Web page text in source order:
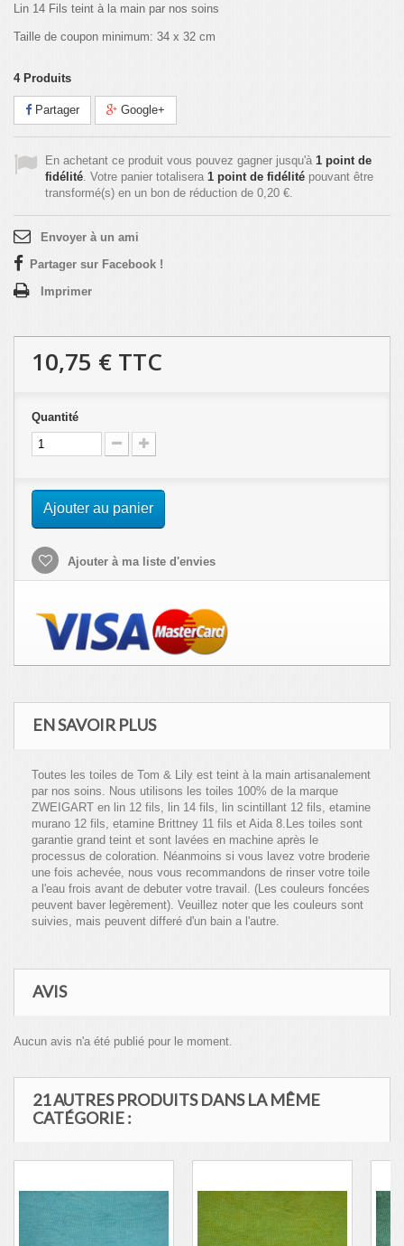
Lin 14 Fils teint à la main par nos soins
Taille de coupon minimum: 34 x 32 cm
4 Produits
Partager Google+
En achetant ce produit vous pouvez gagner jusqu'à 1 point de
fidélité. Votre panier totalisera 1 point de fidélité pouvant être
transformé(s) en un bon de réduction de 0,20 €.
Envoyer à un ami
Partager sur Facebook !
Imprimer
10,75 € TTC
Quantité
Ajouter au panier
Ajouter à ma liste d'envies
EN SAVOIR PLUS
Toutes les toiles de Tom & Lily est teint à la main artisanalement
par nos soins. Nous utilisons les toiles 100% de la marque
ZWEIGART en lin 12 fils, lin 14 fils, lin scintillant 12 fils, etamine
murano 12 fils, etamine Brittney 11 fils et Aida 8.Les toiles sont
garantie grand teint et sont lavées en machine après le
processus de coloration. Néanmoins si vous lavez votre broderie
une fois achevée, nous vous recommandons de rinser votre toile
a l'eau frois avant de debuter votre travail. (Les couleurs foncées
peuvent baver legèrement). Veuillez noter que les couleurs sont
suivies, mais peuvent differé d'un bain a l'autre.
AVIS
Aucun avis n'a été publié pour le moment.
21 AUTRES PRODUITS DANS LA MÊME
CATÉGORIE :